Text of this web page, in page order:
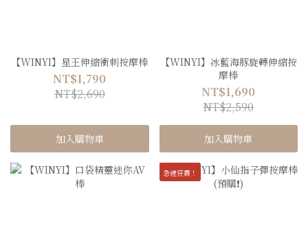
【WINYI】星王伸縮衝刺按摩棒
NT$1,790
NT$2,690
加入購物車
【WINYI】冰藍海豚旋轉伸縮按
摩棒
NT$1,690
NT$2,590
加入購物車
急速狂震！